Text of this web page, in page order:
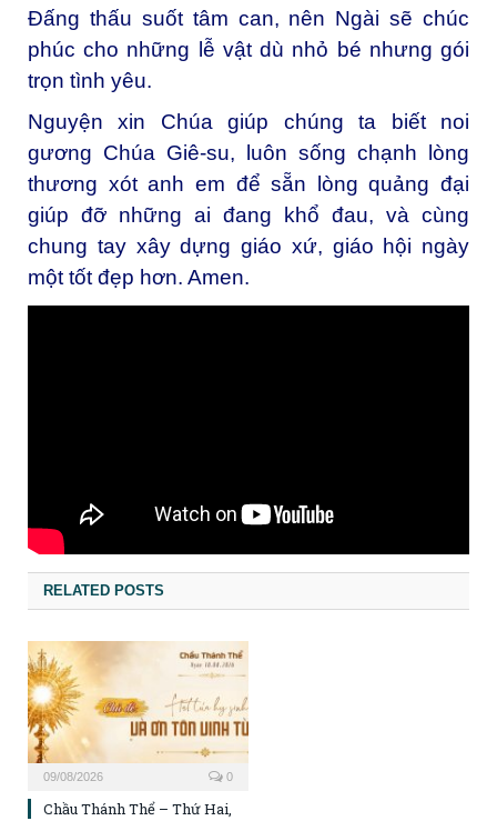
Đấng thấu suốt tâm can, nên Ngài sẽ chúc
phúc cho những lễ vật dù nhỏ bé nhưng gói
trọn tình yêu.
Nguyện xin Chúa giúp chúng ta biết noi
gương Chúa Giê-su, luôn sống chạnh lòng
thương xót anh em để sẵn lòng quảng đại
giúp đỡ những ai đang khổ đau, và cùng
chung tay xây dựng giáo xứ, giáo hội ngày
một tốt đẹp hơn. Amen.
RELATED POSTS
09/08/2026 0
Chầu Thánh Thể – Thứ Hai,